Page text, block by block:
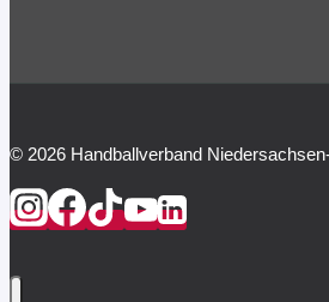
© 2026 Handballverband